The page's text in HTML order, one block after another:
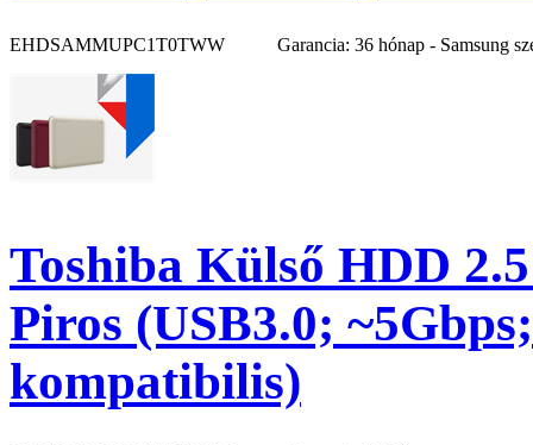
EHDSAMMUPC1T0TWW Garancia: 36 hónap - Samsung
Toshiba Külső HDD
Piros (USB3.0;
kompatibilis)